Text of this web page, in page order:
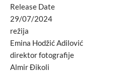
Release Date
29/07/2024
režija
Emina Hodžić Adilović
direktor fotografije
Almir Đikoli